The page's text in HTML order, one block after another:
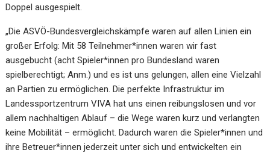
Doppel ausgespielt.
„Die ASVÖ-Bundesvergleichskämpfe waren auf allen Linien ein
großer Erfolg: Mit 58 Teilnehmer*innen waren wir fast
ausgebucht (acht Spieler*innen pro Bundesland waren
spielberechtigt; Anm.) und es ist uns gelungen, allen eine Vielzahl
an Partien zu ermöglichen. Die perfekte Infrastruktur im
Landessportzentrum VIVA hat uns einen reibungslosen und vor
allem nachhaltigen Ablauf – die Wege waren kurz und verlangten
keine Mobilität – ermöglicht. Dadurch waren die Spieler*innen und
ihre Betreuer*innen jederzeit unter sich und entwickelten ein